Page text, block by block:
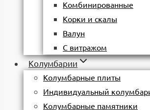
Комбинированные
Корки и скалы
Валун
С витражом
Колумбарии
Колумбарные плиты
Индивидуальный
Колумбарные памятники